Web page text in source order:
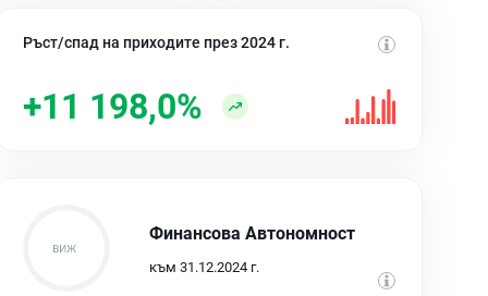
Ръст/спад на приходите през 2024 г.
+11 198,0%
Финансова Автономност
към 31.12.2024 г.